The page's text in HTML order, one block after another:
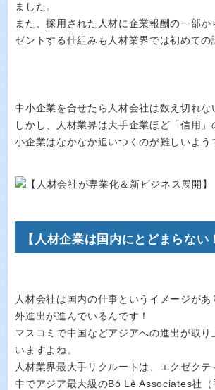
ました。
また、採用された人材に企業報酬の一部か
ゼントする仕組みも人材業界では初めての
中小企業を合せたら人材会社は数え切れな
しかし、人材業界は大手企業ほど「信用」
小企業はなかなか追いつくのが難しいよう
【人材企業は国内にとどまらない
人材会社は国内の仕事というイメージが
外進出が進んでいるんです！
マスコミで中国などアジアへの進出が取り
いますよね。
人材業界最大手リクルートは、エクゼク
中でアジア最大級のBó Lè Associates社（